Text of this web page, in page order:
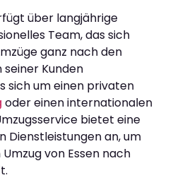
über langjährige
Team, das sich
ganz nach den
seiner Kunden
sich um einen privaten
oder einen internationalen
bietet eine
Dienstleistungen an, um
von Essen nach